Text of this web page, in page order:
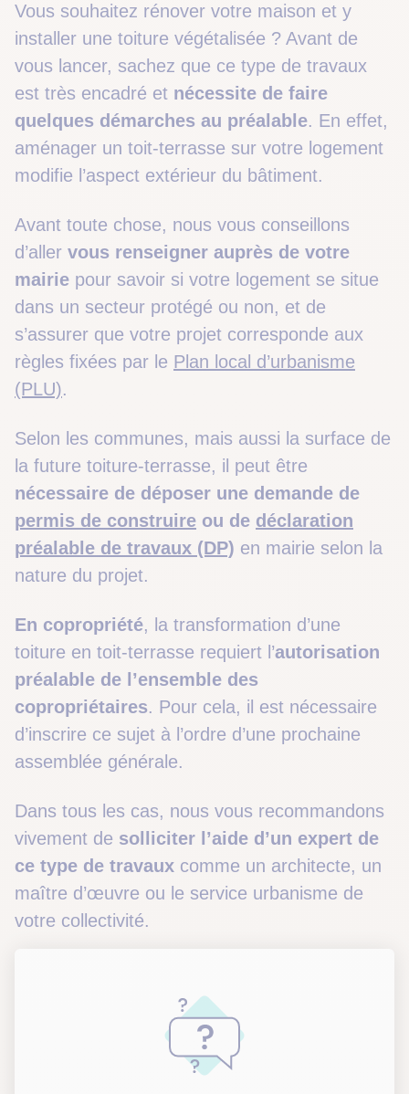
Vous souhaitez rénover votre maison et y
installer une toiture végétalisée ? Avant de
vous lancer, sachez que ce type de travaux
est très encadré et nécessite de faire
quelques démarches au préalable. En effet,
aménager un toit-terrasse sur votre logement
modifie l’aspect extérieur du bâtiment.
Avant toute chose, nous vous conseillons
d’aller vous renseigner auprès de votre
mairie pour savoir si votre logement se situe
dans un secteur protégé ou non, et de
s’assurer que votre projet corresponde aux
règles fixées par le Plan local d’urbanisme
(PLU).
Selon les communes, mais aussi la surface de
la future toiture-terrasse, il peut être
nécessaire de déposer une demande de
permis de construire ou de déclaration
préalable de travaux (DP) en mairie selon la
nature du projet.
En copropriété, la transformation d’une
toiture en toit-terrasse requiert l’autorisation
préalable de l’ensemble des
copropriétaires. Pour cela, il est nécessaire
d’inscrire ce sujet à l’ordre d’une prochaine
assemblée générale.
Dans tous les cas, nous vous recommandons
vivement de solliciter l’aide d’un expert de
ce type de travaux comme un architecte, un
maître d’œuvre ou le service urbanisme de
votre collectivité.